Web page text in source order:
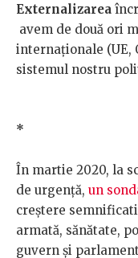
Externalizarea
avem de două ori
internaționale (UE,
sistemul nostru
*
În martie 2020, la
de urgență, un
creștere
armată, sănătate,
guvern și